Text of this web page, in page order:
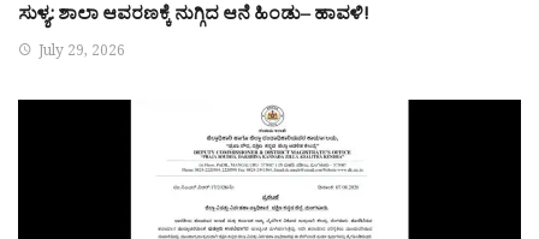
ಸುಳ್ಯ: ಶಾಲಾ ಆವರಣಕ್ಕೆ ನುಗ್ಗಿದ ಆನೆ ಹಿಂಡು– ಹಾವಳಿ!
July 29, 2026